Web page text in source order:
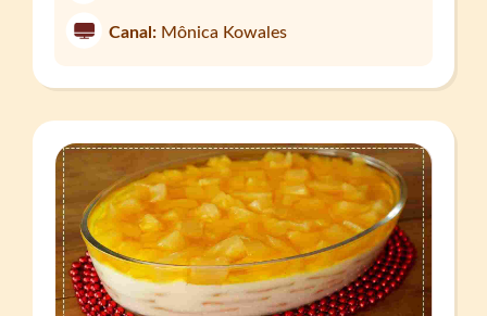
Canal: Mônica Kowales